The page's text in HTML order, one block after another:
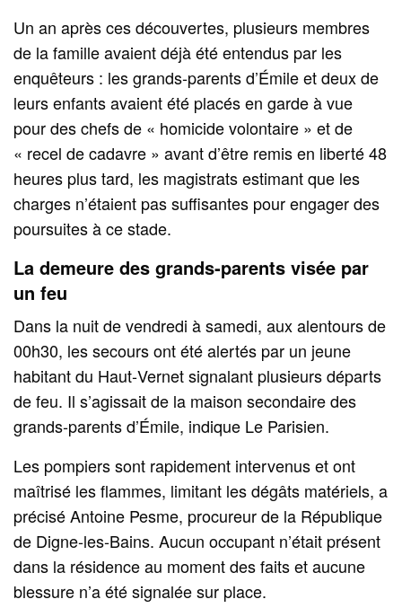
Un an après ces découvertes, plusieurs membres
de la famille avaient déjà été entendus par les
enquêteurs : les grands‑parents d’Émile et deux de
leurs enfants avaient été placés en garde à vue
pour des chefs de « homicide volontaire » et de
« recel de cadavre » avant d’être remis en liberté 48
heures plus tard, les magistrats estimant que les
charges n’étaient pas suffisantes pour engager des
poursuites à ce stade.
La demeure des grands‑parents visée par
un feu
Dans la nuit de vendredi à samedi, aux alentours de
00h30, les secours ont été alertés par un jeune
habitant du Haut‑Vernet signalant plusieurs départs
de feu. Il s’agissait de la maison secondaire des
grands‑parents d’Émile, indique Le Parisien.
Les pompiers sont rapidement intervenus et ont
maîtrisé les flammes, limitant les dégâts matériels, a
précisé Antoine Pesme, procureur de la République
de Digne‑les‑Bains. Aucun occupant n’était présent
dans la résidence au moment des faits et aucune
blessure n’a été signalée sur place.